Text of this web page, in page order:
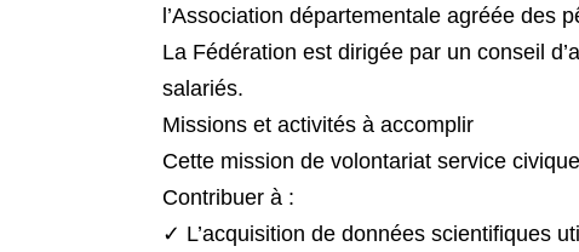
l’Association départementale agréée des
La Fédération est dirigée par un conseil
salariés.
Missions et activités à accomplir
Cette mission de volontariat service
Contribuer à :
✓ L’acquisition de données scientifiques